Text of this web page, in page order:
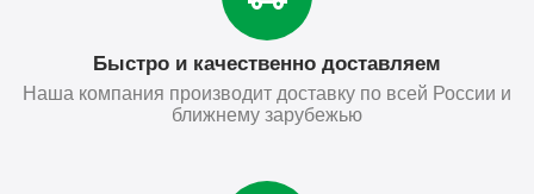
Быстро и качественно доставляем
Наша компания производит доставку по всей России и
ближнему зарубежью